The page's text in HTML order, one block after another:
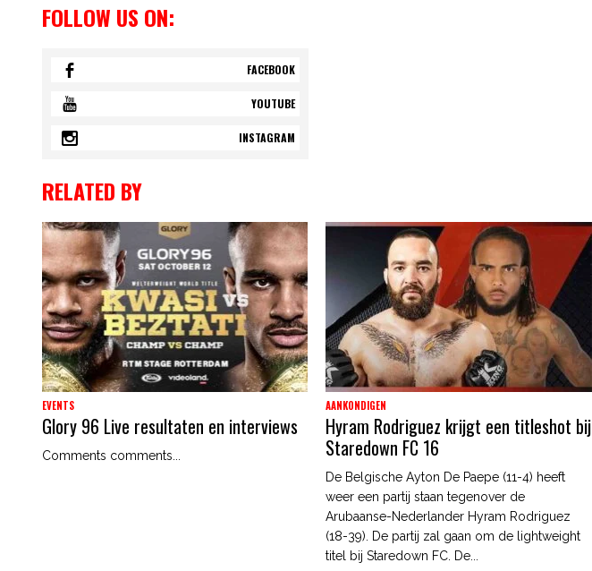
FOLLOW US ON:
FACEBOOK
YOUTUBE
INSTAGRAM
RELATED BY
EVENTS
Glory 96 Live resultaten en interviews
Comments comments...
AANKONDIGEN
Hyram Rodriguez krijgt een titleshot bij
Staredown FC 16
De Belgische Ayton De Paepe (11-4) heeft
weer een partij staan tegenover de
Arubaanse-Nederlander Hyram Rodriguez
(18-39). De partij zal gaan om de lightweight
titel bij Staredown FC. De...